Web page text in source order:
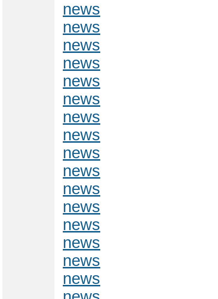
news
news
news
news
news
news
news
news
news
news
news
news
news
news
news
news